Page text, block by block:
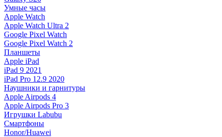
Умные часы
Apple Watch
Apple Watch Ultra 2
Google Pixel Watch
Google Pixel Watch 2
Планшеты
Apple iPad
iPad 9 2021
iPad Pro 12.9 2020
Наушники и гарнитуры
Apple Airpods 4
Apple Airpods Pro 3
Игрушки Labubu
Смартфоны
Honor/Huawei